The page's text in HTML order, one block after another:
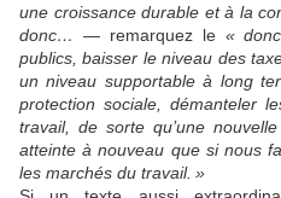
une croissance durable et à la
donc… — remarquez le « donc
publics, baisser le niveau des
un niveau supportable à long
protection sociale, démanteler
travail, de sorte qu’une
atteinte à nouveau que si nous
les marchés du travail. »